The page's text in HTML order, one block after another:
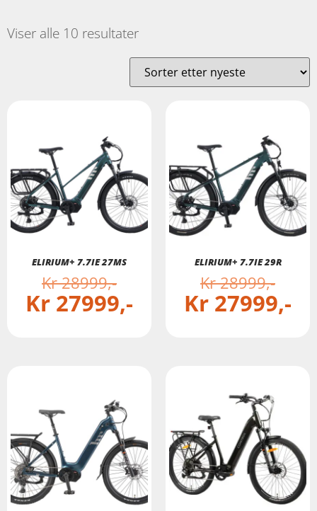
Viser alle 10 resultater
ELIRIUM+ 7.7IE 27MS
Kr28999
Kr 27999
ELIRIUM+ 7.7IE 29R
Kr28999
Kr 27999